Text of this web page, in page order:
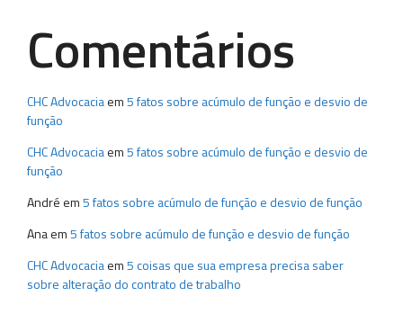
Comentários
CHC Advocaciaem5 fatos sobre acúmulo de função e desvio de
função
CHC Advocaciaem5 fatos sobre acúmulo de função e desvio de
função
André em5 fatos sobre acúmulo de função e desvio de função
Anaem5 fatos sobre acúmulo de função e desvio de função
CHC Advocaciaem5 coisas que sua empresa precisa saber
sobre alteração do contrato de trabalho